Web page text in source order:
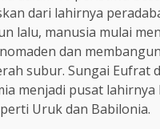
dari lahirnya
lalu, manusia mulai
dan
subur. Sungai Eufrat
menjadi pusat
Uruk dan Babilonia.